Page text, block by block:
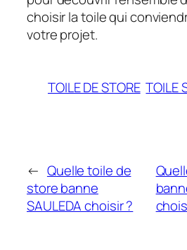
choisir la toile qui
votre projet.
TOILE DE STORE TOILE
← Quelle toile de
store banne
SAULEDA choisir ?